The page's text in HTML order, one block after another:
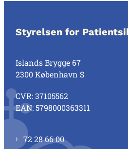
Styrelsen for
Islands Brygge 67
2300 København S
CVR: 37105562
EAN: 5798000363311
72 28 66 00